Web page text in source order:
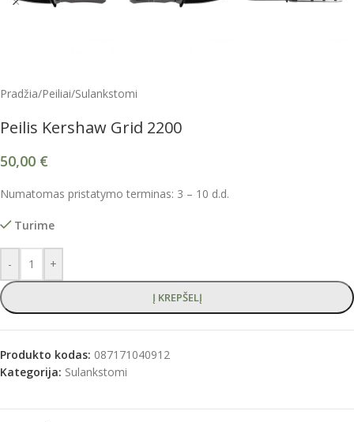
Pradžia/Peiliai/Sulankstomi
Peilis Kershaw Grid 2200
50,00 €
Numatomas pristatymo terminas: 3 – 10 d.d.
Turime
- +
Į KREPŠELĮ
Produkto kodas: 087171040912
Kategorija: Sulankstomi